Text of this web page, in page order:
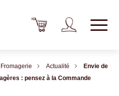
Actualité
Envie de
: pensez à la Commande